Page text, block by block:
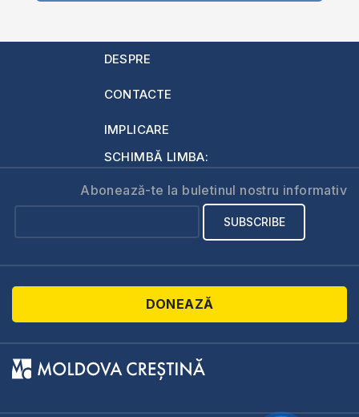
DESPRE
CONTACTE
IMPLICARE
SCHIMBĂ LIMBA:
Abonează-te la buletinul nostru informativ
DONEAZĂ